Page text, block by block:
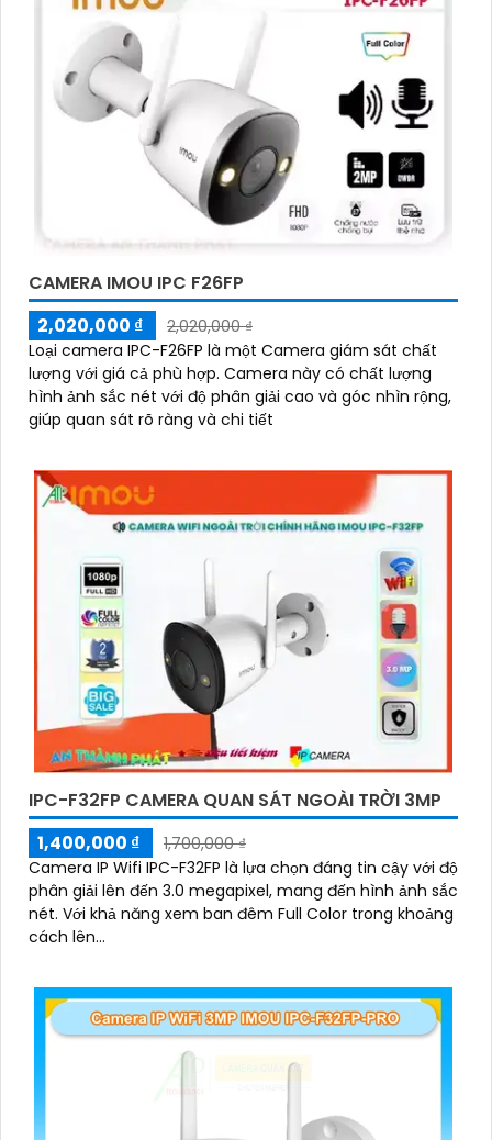
CAMERA IMOU IPC F26FP
2,020,000 ₫
2,020,000 ₫
Loại camera IPC-F26FP là một Camera giám sát chất
lượng với giá cả phù hợp. Camera này có chất lượng
hình ảnh sắc nét với độ phân giải cao và góc nhìn rộng,
giúp quan sát rõ ràng và chi tiết
IPC-F32FP CAMERA QUAN SÁT NGOÀI TRỜI 3MP
1,400,000 ₫
1,700,000 ₫
Camera IP Wifi IPC-F32FP là lựa chọn đáng tin cậy với độ
phân giải lên đến 3.0 megapixel, mang đến hình ảnh sắc
nét. Với khả năng xem ban đêm Full Color trong khoảng
cách lên...